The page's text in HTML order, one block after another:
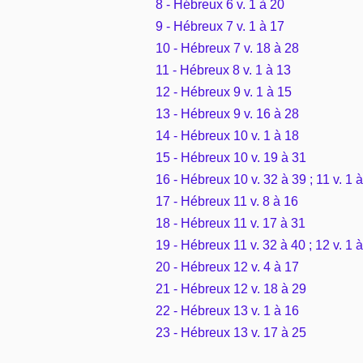
8 - Hébreux 6 v. 1 à 20
9 - Hébreux 7 v. 1 à 17
10 - Hébreux 7 v. 18 à 28
11 - Hébreux 8 v. 1 à 13
12 - Hébreux 9 v. 1 à 15
13 - Hébreux 9 v. 16 à 28
14 - Hébreux 10 v. 1 à 18
15 - Hébreux 10 v. 19 à 31
16 - Hébreux 10 v. 32 à 39 ; 11 v. 1
17 - Hébreux 11 v. 8 à 16
18 - Hébreux 11 v. 17 à 31
19 - Hébreux 11 v. 32 à 40 ; 12 v. 1
20 - Hébreux 12 v. 4 à 17
21 - Hébreux 12 v. 18 à 29
22 - Hébreux 13 v. 1 à 16
23 - Hébreux 13 v. 17 à 25